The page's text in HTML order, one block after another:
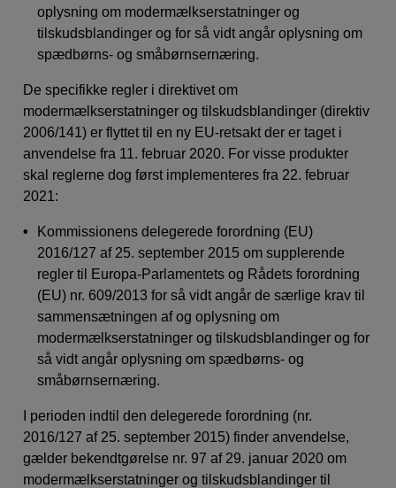
oplysning om modermælkserstatninger og
tilskudsblandinger og for så vidt angår oplysning om
spædbørns- og småbørnsernæring.
De specifikke regler i direktivet om
modermælkserstatninger og tilskudsblandinger (direktiv
2006/141) er flyttet til en ny EU-retsakt der er taget i
anvendelse fra 11. februar 2020. For visse produkter
skal reglerne dog først implementeres fra 22. februar
2021:
Kommissionens delegerede forordning (EU)
2016/127 af 25. september 2015 om supplerende
regler til Europa-Parlamentets og Rådets forordning
(EU) nr. 609/2013 for så vidt angår de særlige krav til
sammensætningen af og oplysning om
modermælkserstatninger og tilskudsblandinger og for
så vidt angår oplysning om spædbørns- og
småbørnsernæring.
I perioden indtil den delegerede forordning (nr.
2016/127 af 25. september 2015) finder anvendelse,
gælder bekendtgørelse nr. 97 af 29. januar 2020 om
modermælkserstatninger og tilskudsblandinger til